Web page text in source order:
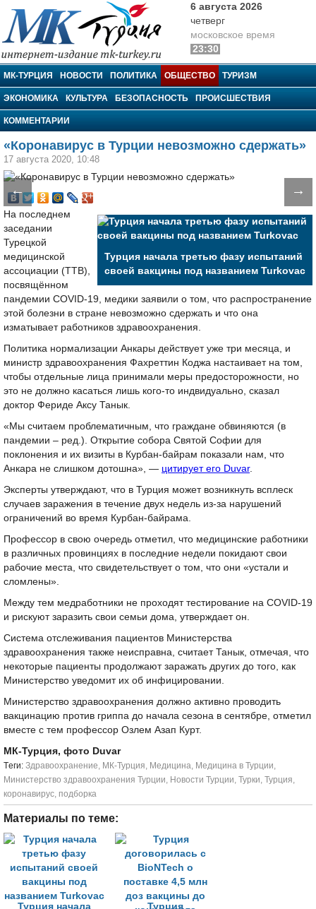
МК-Турция
6 августа 2026
четверг
московское время
23:30
МК-ТУРЦИЯ НОВОСТИ ПОЛИТИКА ОБЩЕСТВО ТУРИЗМ
ЭКОНОМИКА КУЛЬТУРА БЕЗОПАСНОСТЬ ПРОИСШЕСТВИЯ
КОММЕНТАРИИ
«Коронавирус в Турции невозможно сдержать»
17 августа 2020, 10:48
← →
Турция начала третью фазу испытаний
своей вакцины под названием Turkovac
На последнем
заседании
Турецкой
медицинской
ассоциации (TTB),
посвящённом
пандемии COVID-19, медики заявили о том, что распространение
этой болезни в стране невозможно сдержать и что она
изматывает работников здравоохранения.
Политика нормализации Анкары действует уже три месяца, и
министр здравоохранения Фахреттин Коджа настаивает на том,
чтобы отдельные лица принимали меры предосторожности, но
это не должно касаться лишь кого-то индвидуально, сказал
доктор Фериде Аксу Танык.
«Мы считаем проблематичным, что граждане обвиняются (в
пандемии – ред.). Открытие собора Святой Софии для
поклонения и их визиты в Курбан-байрам показали нам, что
Анкара не слишком дотошна», — цитирует его Duvar.
Эксперты утверждают, что в Турция может возникнуть всплеск
случаев заражения в течение двух недель из-за нарушений
ограничений во время Курбан-байрама.
Профессор в свою очередь отметил, что медицинские работники
в различных провинциях в последние недели покидают свои
рабочие места, что свидетельствует о том, что они «устали и
сломлены».
Между тем медработники не проходят тестирование на COVID-19
и рискуют заразить свои семьи дома, утверждает он.
Система отслеживания пациентов Министерства
здравоохранения также неисправна, считает Танык, отмечая, что
некоторые пациенты продолжают заражать других до того, как
Министерство уведомит их об инфицировании.
Министерство здравоохранения должно активно проводить
вакцинацию против гриппа до начала сезона в сентябре, отметил
вместе с тем профессор Озлем Азап Курт.
МК-Турция, фото Duvar
Tеги: Здравоохранение, МК-Турция, Медицина, Медицина в Турции,
Министерство здравоохранения Турции, Новости Турции, Турки, Турция,
коронавирус, подборка
Материалы по теме:
Турция начала
Турция